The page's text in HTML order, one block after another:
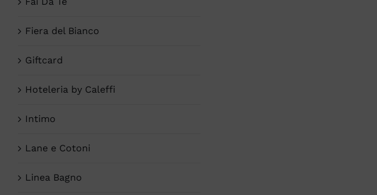
Fiera del Bianco
Giftcard
Hoteleria by Caleffi
Intimo
Lane e Cotoni
Linea Bagno